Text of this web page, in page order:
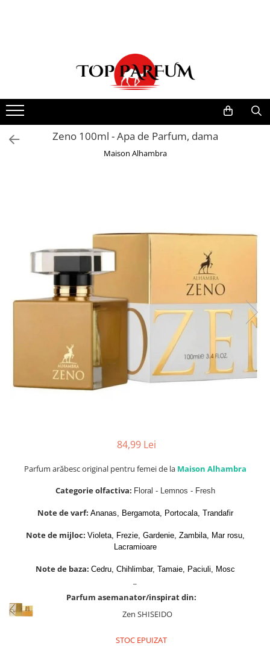
Pachete FEMEI
Pachete BARBATI
Pachete EL si EA
Parfumuri Citrice
Parfumuri Condimentate
Parfumuri Dulci
Parfumuri Exotice
Parfumuri Fructate
Parfumuri Lemnoase
Parfumuri de SEARA
Parfumuri de VARA
Parfumuri de IARNA
Cadouri pentru EL
Adyan by Anfar
Al Fakhr Perfumes
Zeno 100ml - Apa de Parfum, dama
Maison Alhambra
84,99 Lei
Parfum arăbesc original pentru femei de la Maison Alhambra
Categorie olfactiva: Floral - Lemnos - Fresh
Note de varf: Ananas, Bergamota, Portocala, Trandafir
Note de mijloc: Violeta, Frezie, Gardenie, Zambila, Mar rosu,
Lacramioare
Note de baza: Cedru, Chihlimbar, Tamaie, Paciuli, Mosc
Parfum asemanator/inspirat din:
Zen SHISEIDO
STOC EPUIZAT